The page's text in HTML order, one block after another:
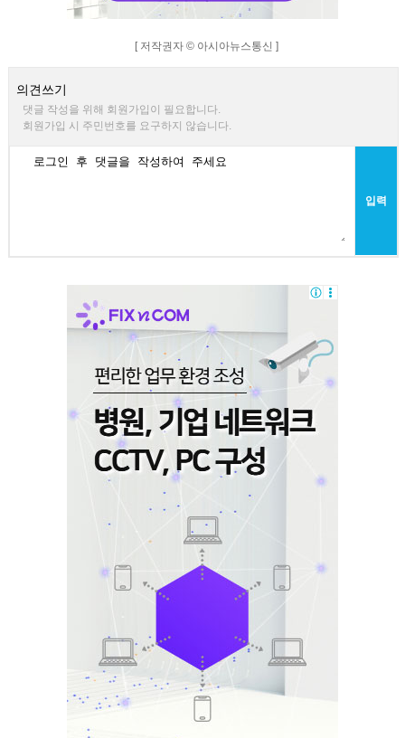
[ 저작권자 © 아시아뉴스통신 ]
의견쓰기
댓글 작성을 위해 회원가입이 필요합니다.
회원가입 시 주민번호를 요구하지 않습니다.
입력